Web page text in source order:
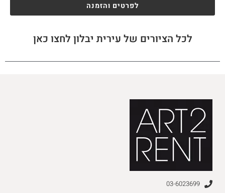
לפרטים והזמנה
לכל הציורים של עירית יבלון לחצו כאן
03-6023699